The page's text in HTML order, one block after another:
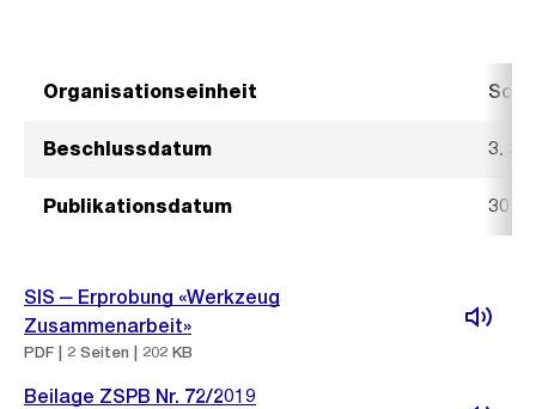
Organisationseinheit
Beschlussdatum 3.
Publikationsdatum 30.
SIS ‒ Erprobung «Werkzeug
Zusammenarbeit»
PDF | 2 Seiten | 202 KB
Beilage ZSPB Nr. 72/2019